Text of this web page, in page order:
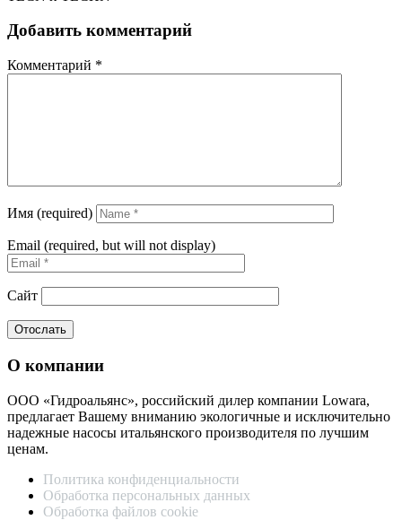
Добавить комментарий
Комментарий *
Имя (required)
Email (required, but will not display)
Сайт
О компании
ООО «Гидроальянс», российский дилер компании Lowara,
предлагает Вашему вниманию экологичные и исключительно
надежные насосы итальянского производителя по лучшим
ценам.
Политика конфиденциальности
Обработка персональных данных
Обработка файлов cookie